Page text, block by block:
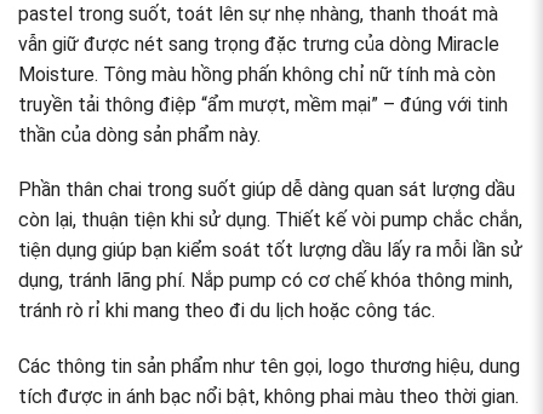
pastel trong suốt, toát lên sự nhẹ nhàng, thanh thoát mà
vẫn giữ được nét sang trọng đặc trưng của dòng Miracle
Moisture. Tông màu hồng phấn không chỉ nữ tính mà còn
truyền tải thông điệp “ẩm mượt, mềm mại” – đúng với tinh
thần của dòng sản phẩm này.
Phần thân chai trong suốt giúp dễ dàng quan sát lượng dầu
còn lại, thuận tiện khi sử dụng. Thiết kế vòi pump chắc chắn,
tiện dụng giúp bạn kiểm soát tốt lượng dầu lấy ra mỗi lần sử
dụng, tránh lãng phí. Nắp pump có cơ chế khóa thông minh,
tránh rò rỉ khi mang theo đi du lịch hoặc công tác.
Các thông tin sản phẩm như tên gọi, logo thương hiệu, dung
tích được in ánh bạc nổi bật, không phai màu theo thời gian.